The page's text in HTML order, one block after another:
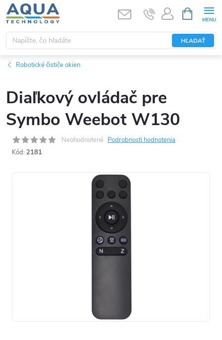
Prejsť
na
obsah
HĽADAŤ
KOŠÍK
Robotické čističe okien
Diaľkový ovládač pre
Symbo Weebot W130
Neohodnotené Podrobnosti hodnotenia
Kód: 2181